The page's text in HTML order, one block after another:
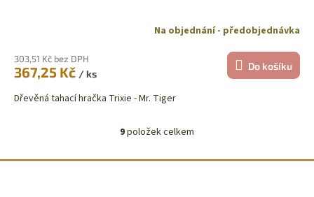
Na objednání - předobjednávka
303,51 Kč bez DPH
367,25 Kč / ks
Do košíku
Dřevěná tahací hračka Trixie - Mr. Tiger
O
l
9položek celkem